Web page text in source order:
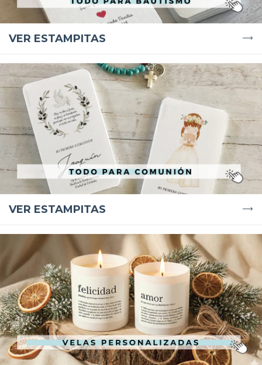
VER ESTAMPITAS
VER ESTAMPITAS